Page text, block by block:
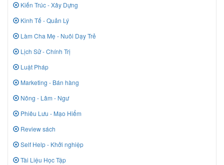
Kiến Trúc - Xây Dựng
Kinh Tế - Quản Lý
Làm Cha Mẹ - Nuôi Dạy Trẻ
Lịch Sử - Chính Trị
Luật Pháp
Marketing - Bán hàng
Nông - Lâm - Ngư
Phiêu Lưu - Mạo Hiểm
Review sách
Self Help - Khởi nghiệp
Tài Liệu Học Tập